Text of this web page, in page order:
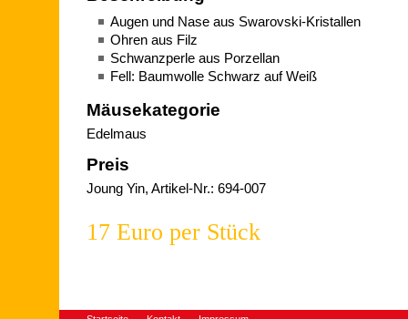
Augen und Nase aus Swarovski-Kristallen
Ohren aus Filz
Schwanzperle aus Porzellan
Fell: Baumwolle Schwarz auf Weiß
Mäusekategorie
Edelmaus
Preis
Joung Yin, Artikel-Nr.: 694-007
17 Euro per Stück